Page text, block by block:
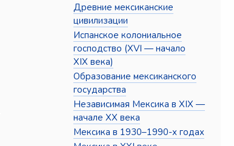
Древние мексиканские
цивилизации
Испанское колониальное
господство (XVI — начало
XIX века)
Образование мексиканского
государства
Независимая Мексика в XIX —
начале XX века
Мексика в 1930–1990-х годах